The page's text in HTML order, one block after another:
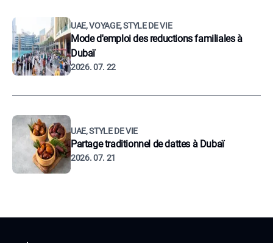
UAE, VOYAGE, STYLE DE VIE
Mode d'emploi des reductions familiales à
Dubaï
2026. 07. 22
UAE, STYLE DE VIE
Partage traditionnel de dattes à Dubaï
2026. 07. 21